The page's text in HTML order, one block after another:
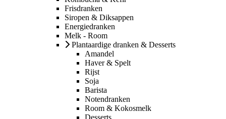
Frisdranken
Siropen & Diksappen
Energiedranken
Melk - Room
Plantaardige dranken & Desserts
Amandel
Haver & Spelt
Rijst
Soja
Barista
Notendranken
Room & Kokosmelk
Desserts